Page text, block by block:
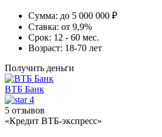
Сумма: до 5 000 000 ₽
Ставка: от 9,9%
Срок: 12 - 60 мес.
Возраст: 18-70 лет
Получить деньги
ВТБ Банк
4
5 отзывов
«Кредит ВТБ-экспресс»